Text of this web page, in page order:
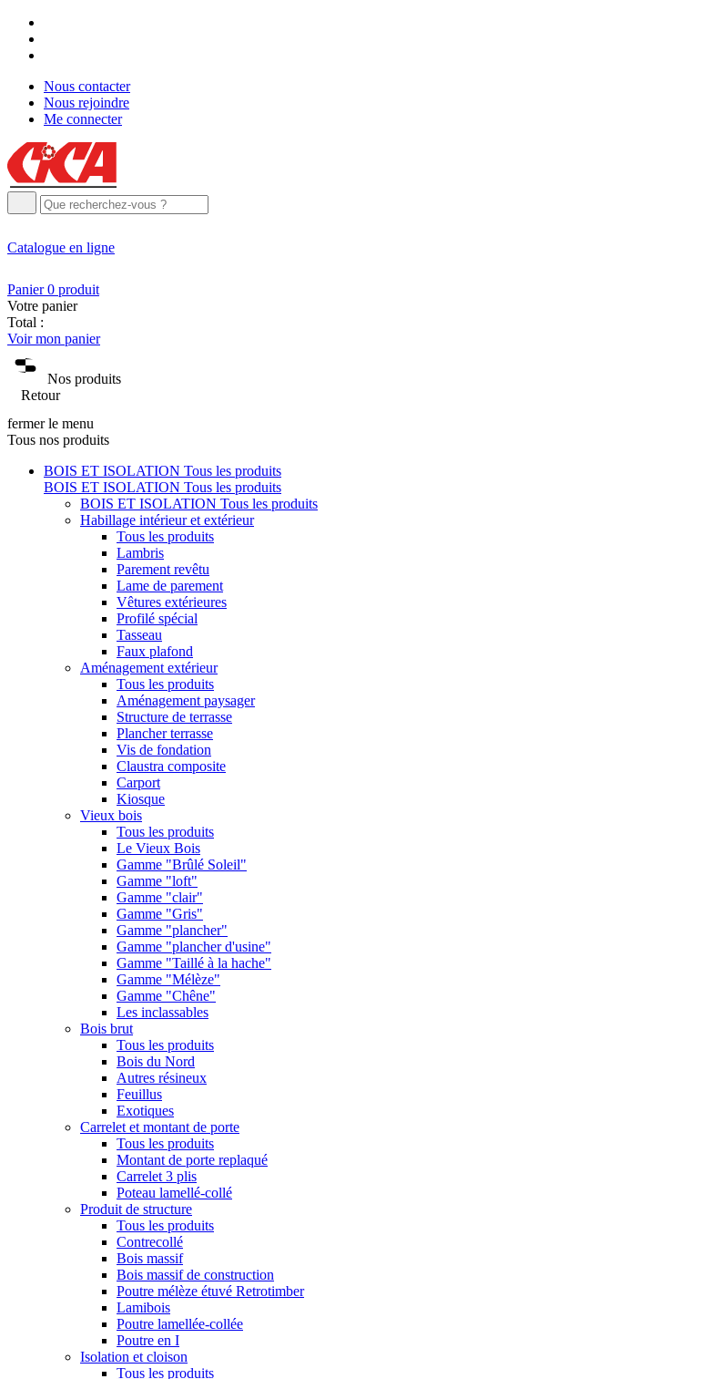
Nous contacter
Nous rejoindre
Me connecter
Catalogue en ligne
Panier 0 produit
Votre panier
Total :
Voir mon panier
Nos produits
Retour
fermer le menu
Tous nos produits
BOIS ET ISOLATION Tous les produits
BOIS ET ISOLATION Tous les produits
BOIS ET ISOLATION Tous les produits
Habillage intérieur et extérieur
Tous les produits
Lambris
Parement revêtu
Lame de parement
Vêtures extérieures
Profilé spécial
Tasseau
Faux plafond
Aménagement extérieur
Tous les produits
Aménagement paysager
Structure de terrasse
Plancher terrasse
Vis de fondation
Claustra composite
Carport
Kiosque
Vieux bois
Tous les produits
Le Vieux Bois
Gamme "Brûlé Soleil"
Gamme "loft"
Gamme "clair"
Gamme "Gris"
Gamme "plancher"
Gamme "plancher d'usine"
Gamme "Taillé à la hache"
Gamme "Mélèze"
Gamme "Chêne"
Les inclassables
Bois brut
Tous les produits
Bois du Nord
Autres résineux
Feuillus
Exotiques
Carrelet et montant de porte
Tous les produits
Montant de porte replaqué
Carrelet 3 plis
Poteau lamellé-collé
Produit de structure
Tous les produits
Contrecollé
Bois massif
Bois massif de construction
Poutre mélèze étuvé Retrotimber
Lamibois
Poutre lamellée-collée
Poutre en I
Isolation et cloison
Tous les produits